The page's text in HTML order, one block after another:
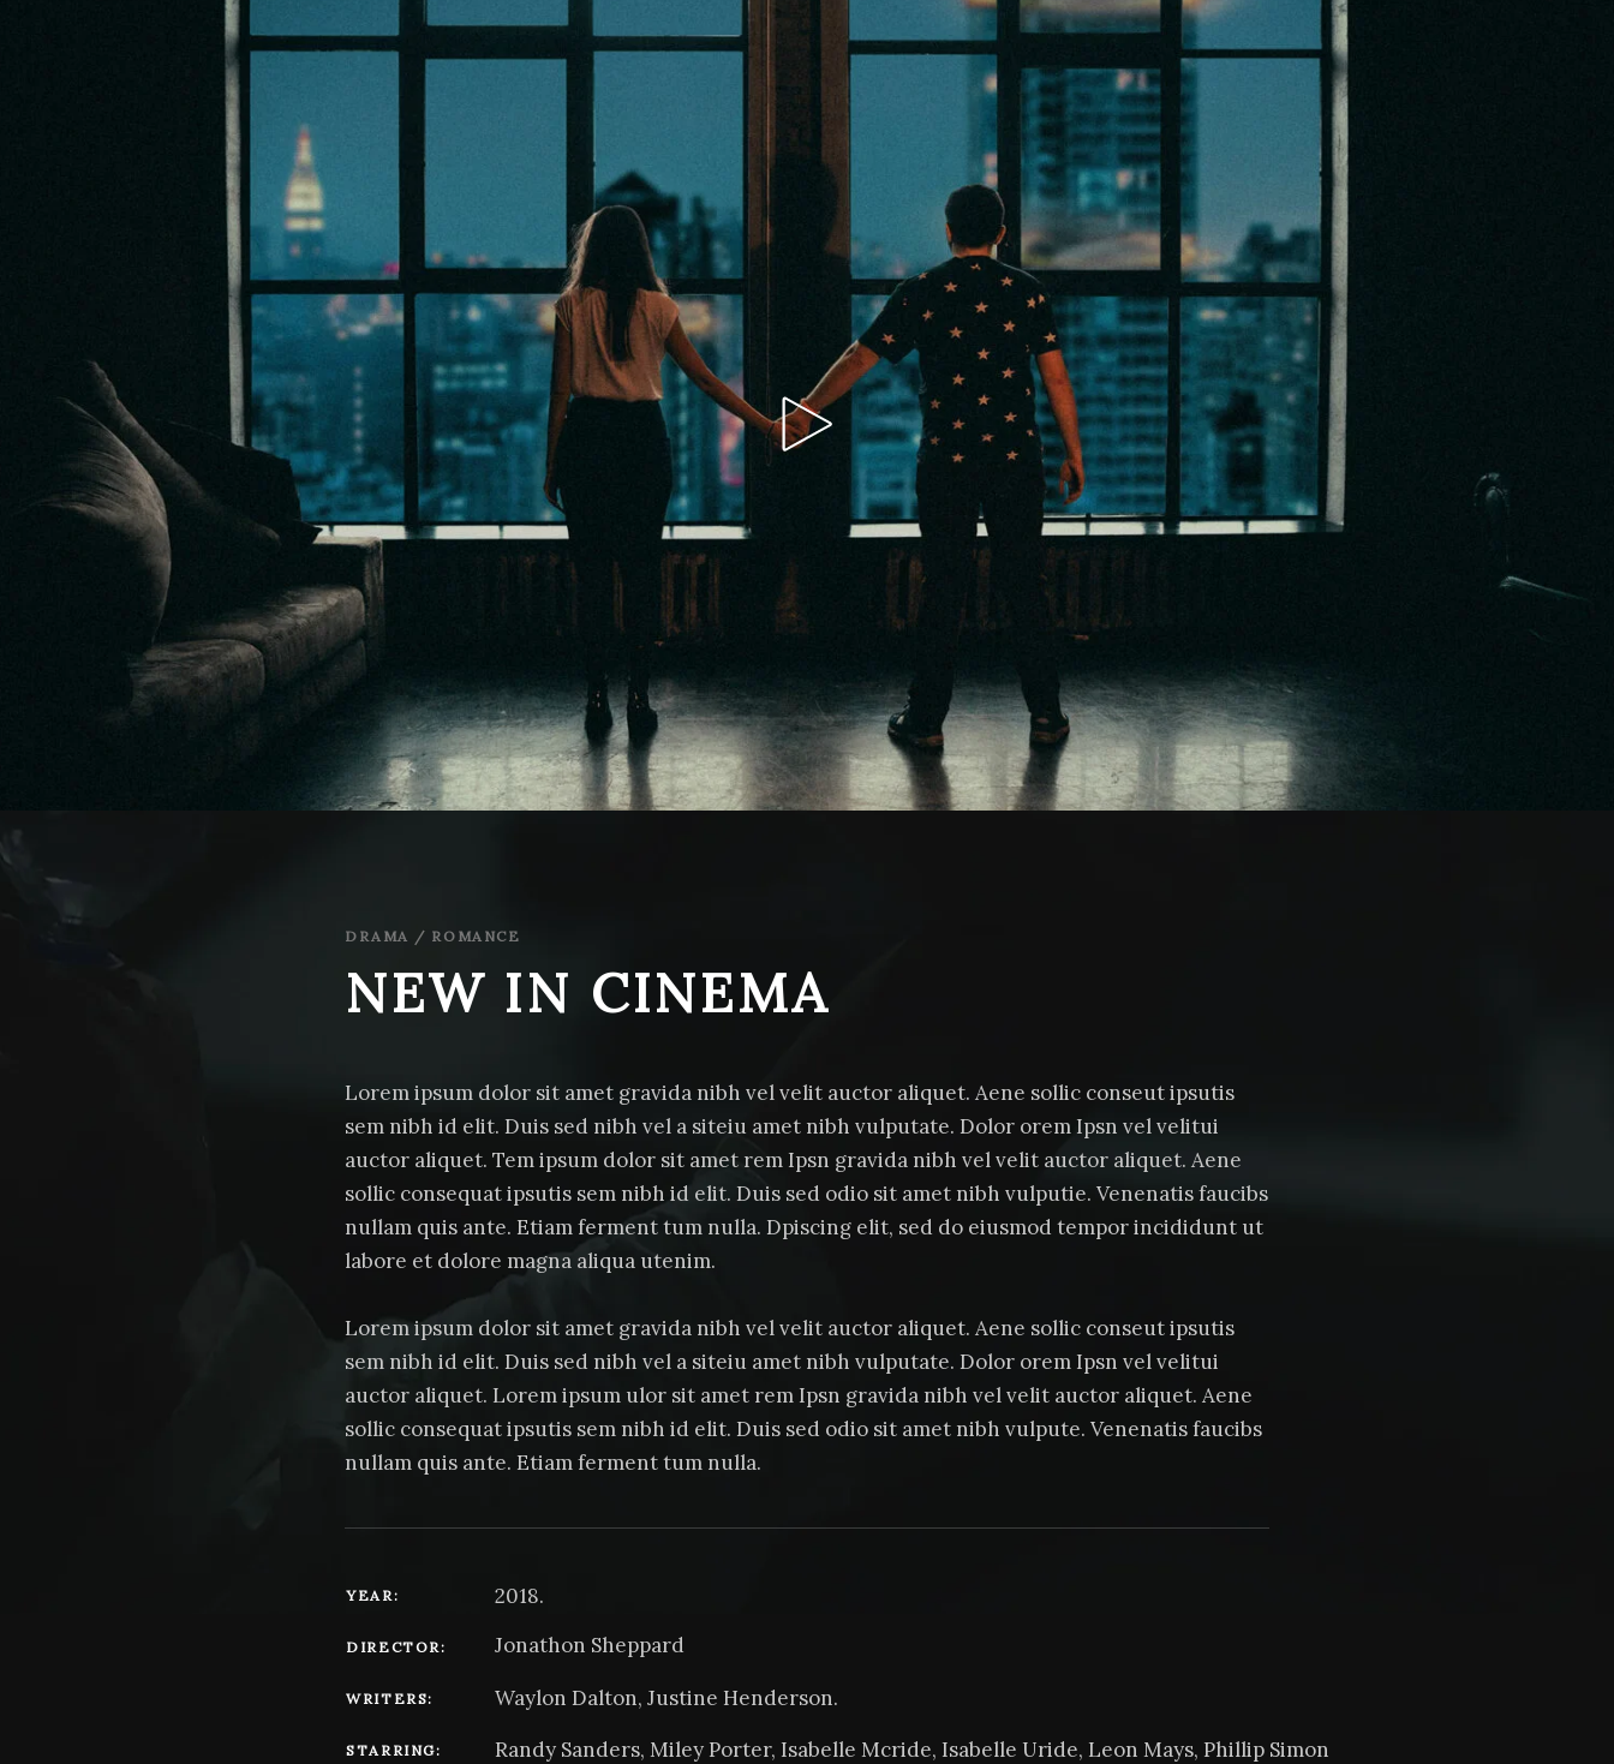
DRAMA / ROMANCE
NEW IN CINEMA
Lorem ipsum dolor sit amet gravida nibh vel velit auctor aliquet. Aene sollic conseut ipsutis
sem nibh id elit. Duis sed nibh vel a siteiu amet nibh vulputate. Dolor orem Ipsn vel velitui
auctor aliquet. Tem ipsum dolor sit amet rem Ipsn gravida nibh vel velit auctor aliquet. Aene
sollic consequat ipsutis sem nibh id elit. Duis sed odio sit amet nibh vulputie. Venenatis faucibs
nullam quis ante. Etiam ferment tum nulla. Dpiscing elit, sed do eiusmod tempor incididunt ut
labore et dolore magna aliqua utenim.
Lorem ipsum dolor sit amet gravida nibh vel velit auctor aliquet. Aene sollic conseut ipsutis
sem nibh id elit. Duis sed nibh vel a siteiu amet nibh vulputate. Dolor orem Ipsn vel velitui
auctor aliquet. Lorem ipsum ulor sit amet rem Ipsn gravida nibh vel velit auctor aliquet. Aene
sollic consequat ipsutis sem nibh id elit. Duis sed odio sit amet nibh vulpute. Venenatis faucibs
nullam quis ante. Etiam ferment tum nulla.
YEAR:
DIRECTOR:
WRITERS:
STARRING:
2018.
Jonathon Sheppard
Waylon Dalton, Justine Henderson.
Randy Sanders, Miley Porter, Isabelle Mcride, Isabelle Uride, Leon Mays, Phillip Simon